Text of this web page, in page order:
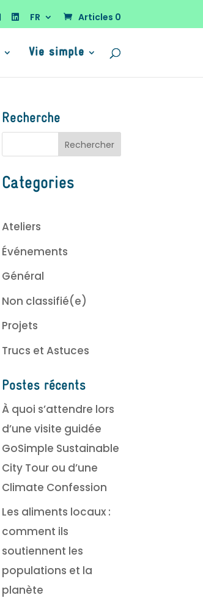
FR Articles 0
Vie simple
Recherche
Categories
Ateliers
Événements
Général
Non classifié(e)
Projets
Trucs et Astuces
Postes récents
À quoi s’attendre lors
d’une visite guidée
GoSimple Sustainable
City Tour ou d’une
Climate Confession
Les aliments locaux :
comment ils
soutiennent les
populations et la
planète